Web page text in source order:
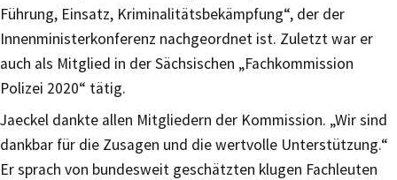
Führung, Einsatz, Kriminalitätsbekämpfung“, der der
Innenministerkonferenz nachgeordnet ist. Zuletzt war er
auch als Mitglied in der Sächsischen „Fachkommission
Polizei 2020“ tätig.
Jaeckel dankte allen Mitgliedern der Kommission. „Wir sind
dankbar für die Zusagen und die wertvolle Unterstützung.“
Er sprach von bundesweit geschätzten klugen Fachleuten